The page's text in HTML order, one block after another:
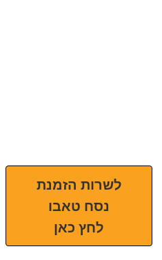
לשרות הזמנת
נסח טאבו
לחץ כאן